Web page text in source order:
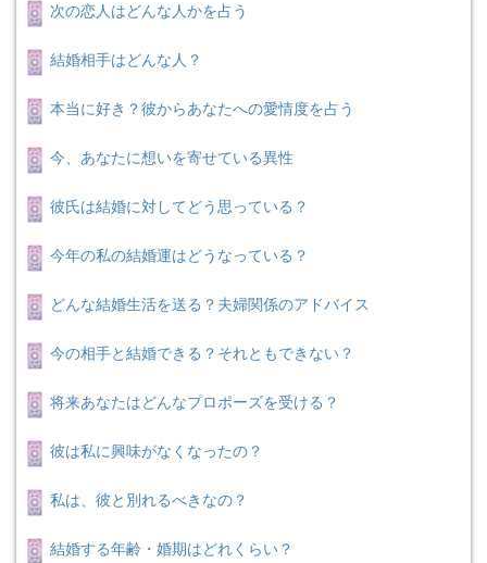
次の恋人はどんな人かを占う
結婚相手はどんな人？
本当に好き？彼からあなたへの愛情度を占う
今、あなたに想いを寄せている異性
彼氏は結婚に対してどう思っている？
今年の私の結婚運はどうなっている？
どんな結婚生活を送る？夫婦関係のアドバイス
今の相手と結婚できる？それともできない？
将来あなたはどんなプロポーズを受ける？
彼は私に興味がなくなったの？
私は、彼と別れるべきなの？
結婚する年齢・婚期はどれくらい？